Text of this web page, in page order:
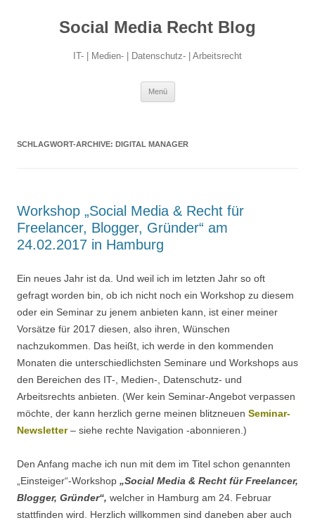
Social Media Recht Blog
IT- | Medien- | Datenschutz- | Arbeitsrecht
Menü
SCHLAGWORT-ARCHIVE: DIGITAL MANAGER
Workshop „Social Media & Recht für
Freelancer, Blogger, Gründer“ am
24.02.2017 in Hamburg
Ein neues Jahr ist da. Und weil ich im letzten Jahr so oft
gefragt worden bin, ob ich nicht noch ein Workshop zu diesem
oder ein Seminar zu jenem anbieten kann, ist einer meiner
Vorsätze für 2017 diesen, also ihren, Wünschen
nachzukommen. Das heißt, ich werde in den kommenden
Monaten die unterschiedlichsten Seminare und Workshops aus
den Bereichen des IT-, Medien-, Datenschutz- und
Arbeitsrechts anbieten. (Wer kein Seminar-Angebot verpassen
möchte, der kann herzlich gerne meinen blitzneuen Seminar-
Newsletter– siehe rechte Navigation -abonnieren.)
Den Anfang mache ich nun mit dem im Titel schon genannten
„Einsteiger“-Workshop „Social Media & Recht für Freelancer,
Blogger, Gründer“, welcher in Hamburg am 24. Februar
stattfinden wird. Herzlich willkommen sind daneben aber auch